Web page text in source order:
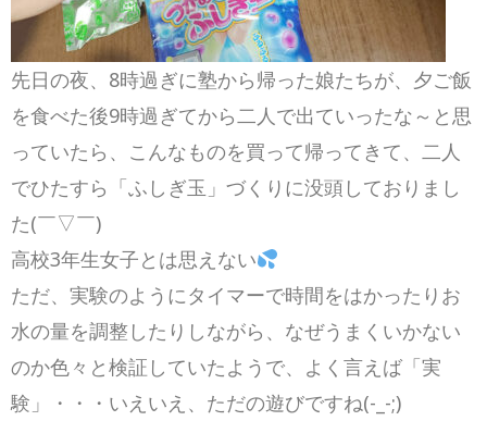
先日の夜、8時過ぎに塾から帰った娘たちが、夕ご飯
を食べた後9時過ぎてから二人で出ていったな～と思
っていたら、こんなものを買って帰ってきて、二人
でひたすら「ふしぎ玉」づくりに没頭しておりまし
た(￣▽￣)
高校3年生女子とは思えない
ただ、実験のようにタイマーで時間をはかったりお
水の量を調整したりしながら、なぜうまくいかない
のか色々と検証していたようで、よく言えば「実
験」・・・いえいえ、ただの遊びですね(-_-;)